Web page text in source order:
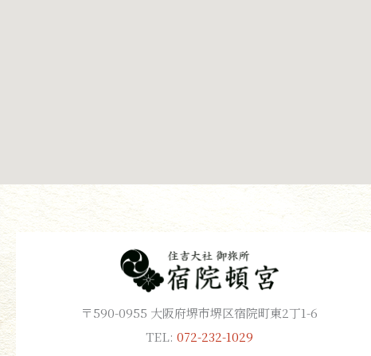
〒590-0955 大阪府堺市堺区宿院町東2丁1-6
TEL: 072-232-1029